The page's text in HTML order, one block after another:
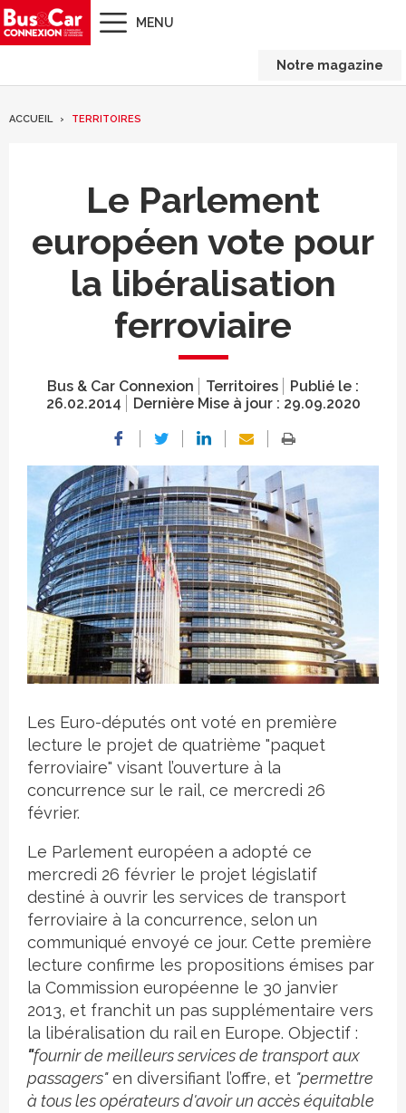
MENU
Notre magazine
ACCUEIL TERRITOIRES
Le Parlement
européen vote pour
la libéralisation
ferroviaire
Bus & Car Connexion Territoires
Publié le :
26.02.2014
Dernière Mise à jour : 29.09.2020
Crédit photo
Les Euro-députés ont voté en première
lecture le projet de quatrième "paquet
ferroviaire" visant l’ouverture à la
concurrence sur le rail, ce mercredi 26
février.
Le Parlement européen a adopté ce
mercredi 26 février le projet législatif
destiné à ouvrir les services de transport
ferroviaire à la concurrence, selon un
communiqué envoyé ce jour. Cette première
lecture confirme les propositions émises par
la Commission européenne le 30 janvier
2013, et franchit un pas supplémentaire vers
la libéralisation du rail en Europe. Objectif :
"fournir de meilleurs services de transport aux
passagers"en diversifiant l’offre, et "permettre
à tous les opérateurs d'avoir un accès équitable